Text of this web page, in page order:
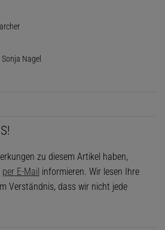
Nagel
zu diesem Artikel haben,
per E-Mail informieren. Wir lesen Ihre
Verständnis, dass wir nicht jede